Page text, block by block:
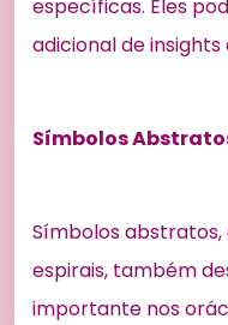
específicas. Eles
adicional de
Símbolos
Símbolos
espirais, também
importante nos